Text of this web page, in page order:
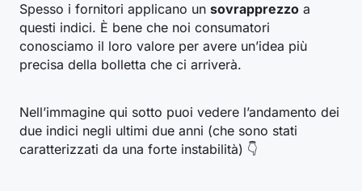
Spesso i fornitori applicano un sovrapprezzo a
questi indici. È bene che noi consumatori
conosciamo il loro valore per avere un’idea più
precisa della bolletta che ci arriverà.
Nell’immagine qui sotto puoi vedere l’andamento dei
due indici negli ultimi due anni (che sono stati
caratterizzati da una forte instabilità) 👇